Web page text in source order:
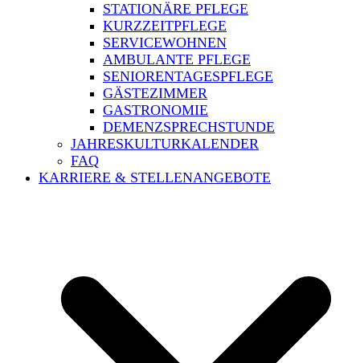
STATIONÄRE PFLEGE
KURZZEITPFLEGE
SERVICEWOHNEN
AMBULANTE PFLEGE
SENIORENTAGESPFLEGE
GÄSTEZIMMER
GASTRONOMIE
DEMENZSPRECHSTUNDE
JAHRESKULTURKALENDER
FAQ
KARRIERE & STELLENANGEBOTE